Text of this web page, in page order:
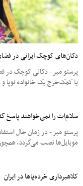
دکان‌های کوچک ایرانی در
پرستو میر - دکانی کوچک در
یا کمک‌خرج یک خانواده
سلام‌ات را نمی‌خواهند
پرستو میر - در زمان حال
موبایل‌ها نصب می‌گردد، همچون
کلاهبرداری خرده‌پاها در ایران